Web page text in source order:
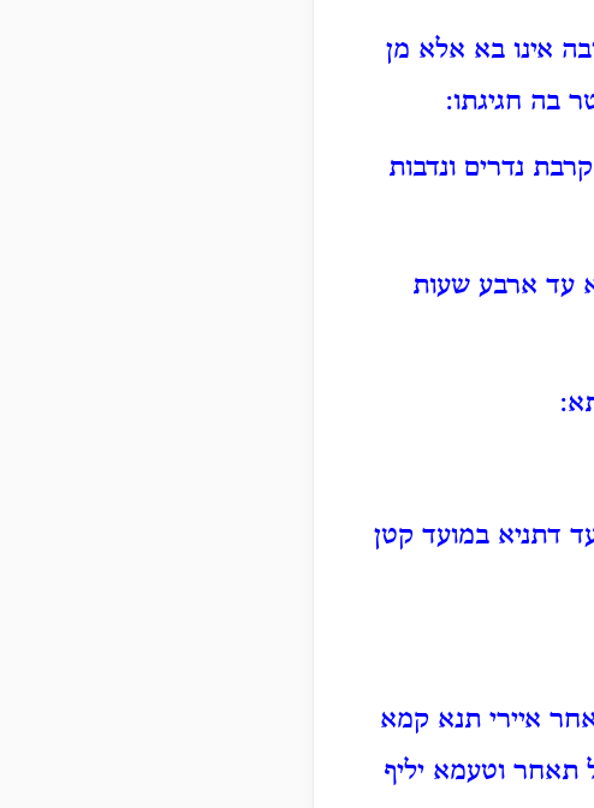
אינו בא אלא מן
בה חגיגתו:
נדרים ונדבות
עד ארבע שעות
דתניא במועד קטן
איירי תנא קמא
תאחר וטעמא יליף